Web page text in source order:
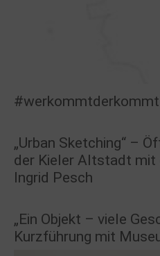
#werkommtderkommt
„Urban Sketching“ –
der Kieler Altstadt mit
Ingrid Pesch
„Ein Objekt – viele
Kurzführung mit